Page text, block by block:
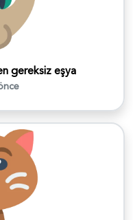
gereksiz eşya